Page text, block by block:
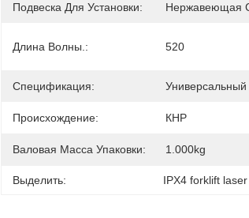
Подвеска Для Установки: Нержавеющая
Длина Волны.: 520
Спецификация: Универсальный
Происхождение: КНР
Валовая Масса Упаковки: 1.000kg
Выделить: IPX4 forklift